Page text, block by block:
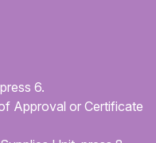
6.
Approval or Certificate